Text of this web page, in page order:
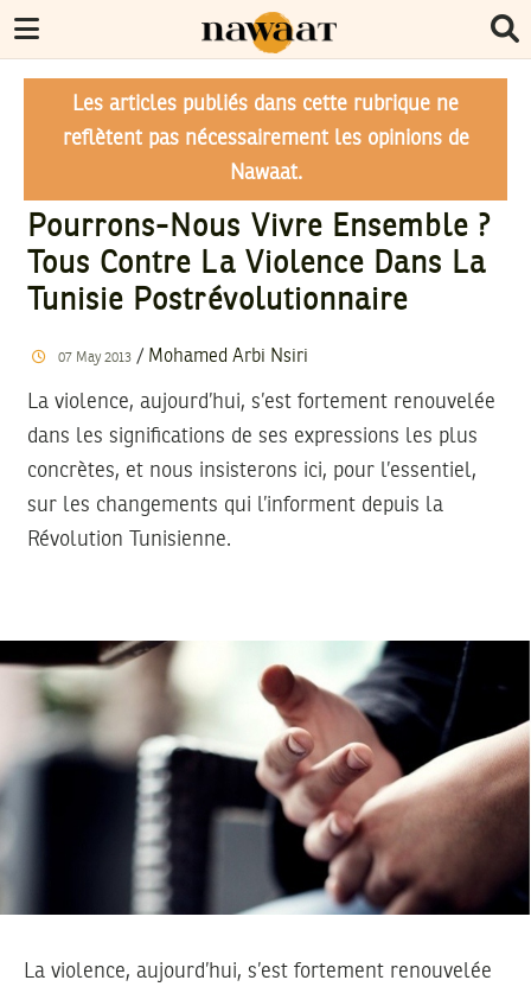
Les articles publiés dans cette rubrique ne
reflètent pas nécessairement les opinions de
Nawaat.
Pourrons-Nous Vivre Ensemble ?
Tous Contre La Violence Dans La
Tunisie Postrévolutionnaire
07 May 2013/ Mohamed Arbi Nsiri
La violence, aujourd’hui, s’est fortement renouvelée
dans les significations de ses expressions les plus
concrètes, et nous insisterons ici, pour l’essentiel,
sur les changements qui l’informent depuis la
Révolution Tunisienne.
La violence, aujourd’hui, s’est fortement renouvelée